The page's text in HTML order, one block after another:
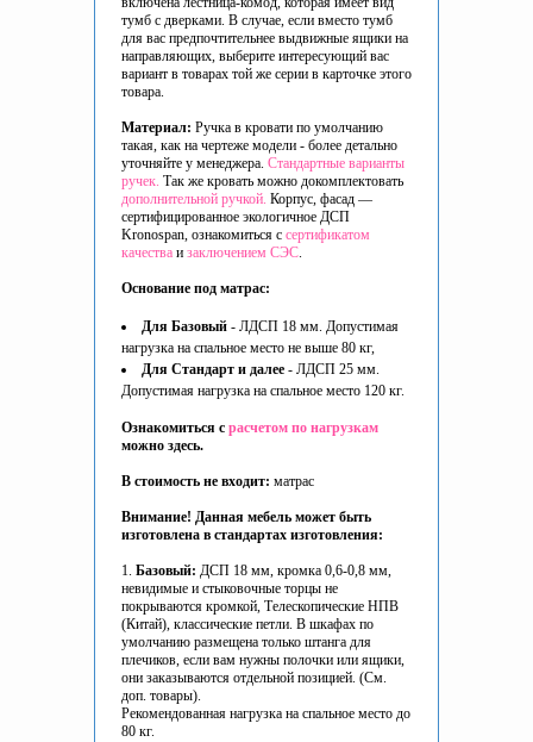
тумб с дверками. В случае, если вместо тумб
для вас предпочтительнее выдвижные ящики на
направляющих, выберите интересующий вас
вариант в товарах той же серии в карточке этого
товара.
Материал: Ручка в кровати по умолчанию
такая, как на чертеже модели - более детально
уточняйте у менеджера. Стандартные варианты
ручек. Так же кровать можно докомплектовать
дополнительной ручкой. Корпус, фасад —
сертифицированное экологичное ДСП
Kronospan, ознакомиться с сертификатом
качества и заключением СЭС.
Основание под матрас:
Для Базовый - ЛДСП 18 мм. Допустимая
нагрузка на спальное место не выше 80 кг,
Для Стандарт и далее - ЛДСП 25 мм.
Допустимая нагрузка на спальное место 120 кг.
Ознакомиться с расчетом по нагрузкам
можно здесь.
В стоимость не входит: матрас
Внимание! Данная мебель может быть
изготовлена в стандартах изготовления:
1. Базовый: ДСП 18 мм, кромка 0,6-0,8 мм,
невидимые и стыковочные торцы не
покрываются кромкой, Телескопические НПВ
(Китай), классические петли. В шкафах по
умолчанию размещена только штанга для
плечиков, если вам нужны полочки или ящики,
они заказываются отдельной позицией. (См.
доп. товары).
Рекомендованная нагрузка на спальное место до
80 кг.